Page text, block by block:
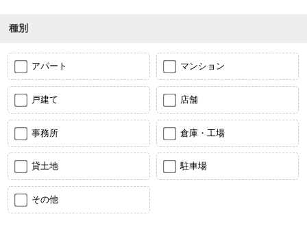
種別
アパート マンション
戸建て 店舗
事務所 倉庫・工場
貸土地 駐車場
その他